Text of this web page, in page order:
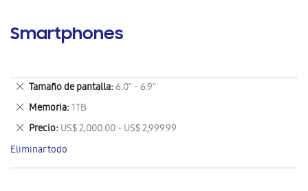
Smartphones
Tamaño de pantalla 6.0" - 6.9"
Eliminar
este
artículo
Memoria 1TB
Eliminar
este
artículo
Precio US$ 2,000.00 - US$ 2,999.99
Eliminar
este
artículo
Eliminar todo